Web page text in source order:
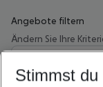
Angebote filtern
Ändern Sie Ihre
Wähle deinen
Beliebiger
Stimmst